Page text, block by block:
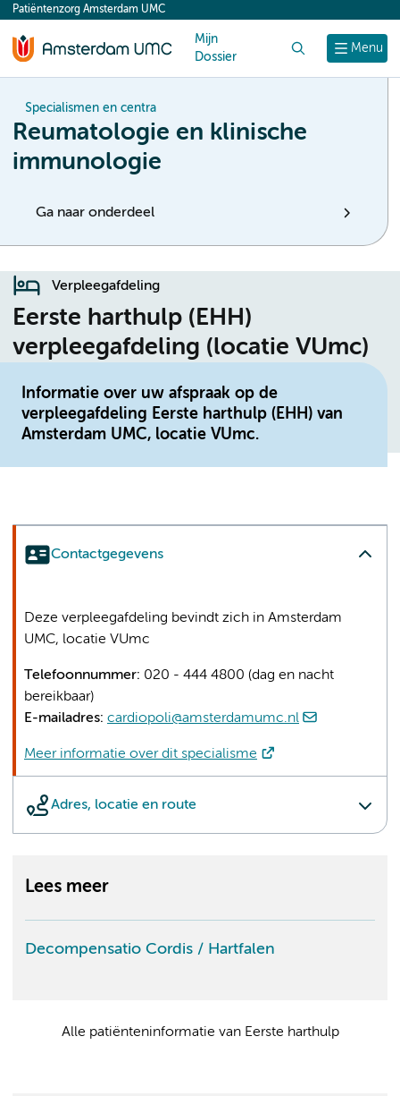
content
Menu
Patiëntenzorg Amsterdam UMC
Mijn
Dossier
Specialismen en centra
Reumatologie en klinische
immunologie
Ga naar onderdeel
Verpleegafdeling
Eerste harthulp (EHH)
verpleegafdeling (locatie VUmc)
Informatie over uw afspraak op de
verpleegafdeling Eerste harthulp (EHH) van
Amsterdam UMC, locatie VUmc.
Contactgegevens
Adres, locatie en route
Deze verpleegafdeling bevindt zich in Amsterdam
UMC, locatie VUmc
Telefoonnummer: 020 - 444 4800 (dag en nacht
bereikbaar)
E-mailadres: cardiopoli@amsterdamumc.nl
Meer informatie over dit specialisme
Lees meer
Decompensatio Cordis / Hartfalen
Alle patiënteninformatie van Eerste harthulp